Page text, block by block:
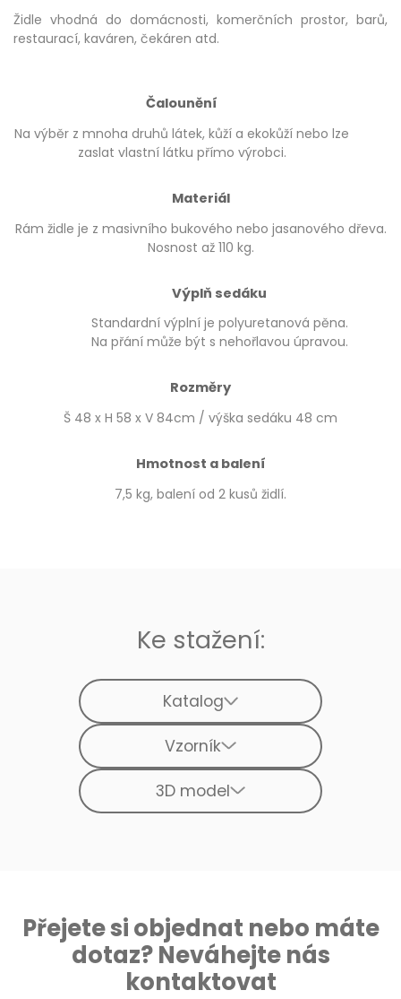
Židle vhodná do domácnosti, komerčních prostor, barů,
restaurací, kaváren, čekáren atd.
Čalounění
Na výběr z mnoha druhů látek, kůží a ekokůží nebo lze
zaslat vlastní látku přímo výrobci.
Materiál
Rám židle je z masivního bukového nebo jasanového dřeva.
Nosnost až 110 kg.
Výplň sedáku
Standardní výplní je polyuretanová pěna.
Na přání může být s nehořlavou úpravou.
Rozměry
Š 48 x H 58 x V 84cm / výška sedáku 48 cm
Hmotnost a balení
7,5 kg, balení od 2 kusů židlí.
Ke stažení:
Katalog
Vzorník
3D model
Přejete si objednat nebo máte
dotaz? Neváhejte nás
kontaktovat